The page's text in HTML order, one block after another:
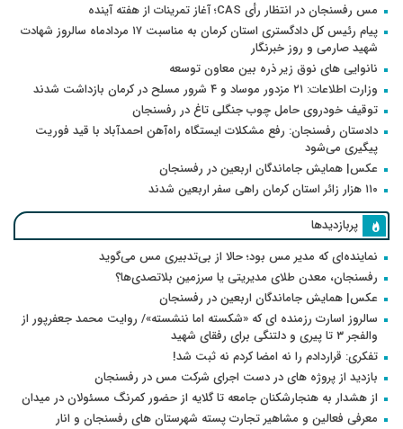
مس رفسنجان در انتظار رأی CAS؛ آغاز تمرینات از هفته آینده
پیام رئیس کل دادگستری استان کرمان به مناسبت ۱۷ مردادماه سالروز شهادت
شهید صارمی و روز خبرنگار
نانوایی های نوق زیر ذره بین معاون توسعه
وزارت اطلاعات: ۲۱ مزدور موساد و ۴ شرور مسلح در کرمان بازداشت شدند
توقیف خودروی حامل چوب جنگلی تاغ در رفسنجان
دادستان رفسنجان: رفع مشکلات ایستگاه راه‌آهن احمدآباد با قید فوریت
پیگیری می‌شود
عکس| همایش جاماندگان اربعین در رفسنجان
۱۱۰ هزار زائر استان کرمان راهی سفر اربعین شدند
پربازدیدها
نماینده‌ای که مدیر مس بود؛ حالا از بی‌تدبیری مس می‌گوید
رفسنجان، معدن طلای مدیریتی یا سرزمین بلاتصدی‌ها؟
عکس| همایش جاماندگان اربعین در رفسنجان
سالروز اسارت رزمنده ای که «شکسته اما ننشسته»/ روایت محمد جعفرپور از
والفجر ۳ تا پیری و دلتنگی برای رفقای شهید
تفکری: قراردادم را نه امضا کردم نه ثبت شد!
بازدید از پروژه های در دست اجرای شرکت مس در رفسنجان
از هشدار به هنجارشکنان جامعه تا گلایه از حضور کمرنگ مسئولان در میدان
معرفی فعالین و مشاهیر تجارت پسته شهرستان های رفسنجان و انار